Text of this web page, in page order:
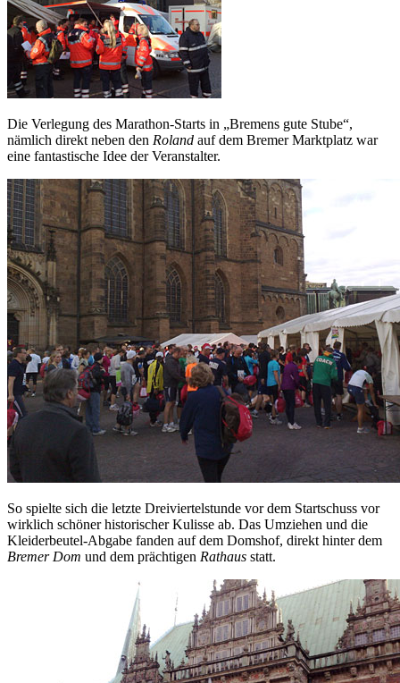
Die Verlegung des Marathon-Starts in „Bremens gute Stube“,
nämlich direkt neben den Roland auf dem Bremer Marktplatz war
eine fantastische Idee der Veranstalter.
So spielte sich die letzte Dreiviertelstunde vor dem Startschuss vor
wirklich schöner historischer Kulisse ab. Das Umziehen und die
Kleiderbeutel-Abgabe fanden auf dem Domshof, direkt hinter dem
Bremer Dom und dem prächtigen Rathaus statt.